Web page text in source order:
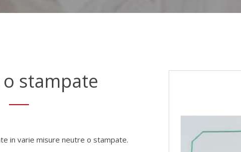
stampate
in varie misure neutre o stampate.